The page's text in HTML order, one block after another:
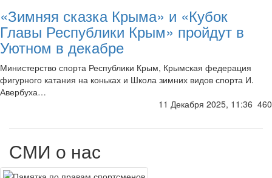
«Зимняя сказка Крыма» и «Кубок
Главы Республики Крым» пройдут в
Уютном в декабре
Министерство спорта Республики Крым, Крымская федерация
фигурного катания на коньках и Школа зимних видов спорта И.
Авербуха…
11 Декабря 2025, 11:36 460
СМИ о нас